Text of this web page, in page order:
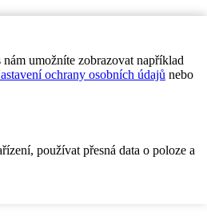
umožníte zobrazovat například
ochrany osobních údajů nebo
používat přesná data o poloze a